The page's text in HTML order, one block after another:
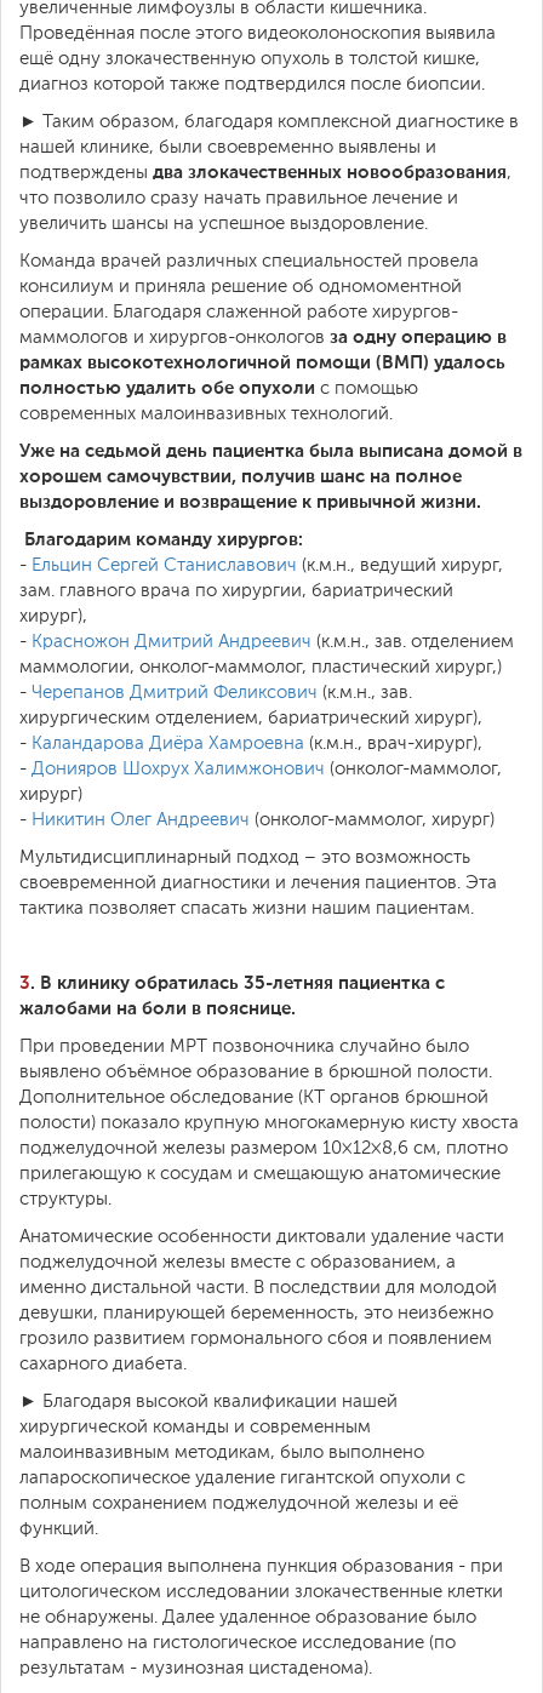
увеличенные лимфоузлы в области кишечника.
Проведённая после этого видеоколоноскопия выявила
ещё одну злокачественную опухоль в толстой кишке,
диагноз которой также подтвердился после биопсии.
► Таким образом, благодаря комплексной диагностике в
нашей клинике, были своевременно выявлены и
подтверждены два злокачественных новообразования,
что позволило сразу начать правильное лечение и
увеличить шансы на успешное выздоровление.
Команда врачей различных специальностей провела
консилиум и приняла решение об одномоментной
операции. Благодаря слаженной работе хирургов-
маммологов и хирургов-онкологов за одну операцию в
рамках высокотехнологичной помощи (ВМП) удалось
полностью удалить обе опухоли с помощью
современных малоинвазивных технологий.
Уже на седьмой день пациентка была выписана домой в
хорошем самочувствии, получив шанс на полное
выздоровление и возвращение к привычной жизни.
Благодарим команду хирургов:
- Ельцин Сергей Станиславович (к.м.н., ведущий хирург,
зам. главного врача по хирургии, бариатрический
хирург),
- Красножон Дмитрий Андреевич (к.м.н., зав. отделением
маммологии, онколог-маммолог, пластический хирург,)
- Черепанов Дмитрий Феликсович (к.м.н., зав.
хирургическим отделением, бариатрический хирург),
- Каландарова Диёра Хамроевна (к.м.н., врач-хирург),
- Донияров Шохрух Халимжонович (онколог-маммолог,
хирург)
- Никитин Олег Андреевич (онколог-маммолог, хирург)
Мультидисциплинарный подход – это возможность
своевременной диагностики и лечения пациентов. Эта
тактика позволяет спасать жизни нашим пациентам.
3. В клинику обратилась 35-летняя пациентка с
жалобами на боли в пояснице.
При проведении МРТ позвоночника случайно было
выявлено объёмное образование в брюшной полости.
Дополнительное обследование (КТ органов брюшной
полости) показало крупную многокамерную кисту хвоста
поджелудочной железы размером 10×12×8,6 см, плотно
прилегающую к сосудам и смещающую анатомические
структуры.
Анатомические особенности диктовали удаление части
поджелудочной железы вместе с образованием, а
именно дистальной части. В последствии для молодой
девушки, планирующей беременность, это неизбежно
грозило развитием гормонального сбоя и появлением
сахарного диабета.
► Благодаря высокой квалификации нашей
хирургической команды и современным
малоинвазивным методикам, было выполнено
лапароскопическое удаление гигантской опухоли с
полным сохранением поджелудочной железы и её
функций.
В ходе операция выполнена пункция образования - при
цитологическом исследовании злокачественные клетки
не обнаружены. Далее удаленное образование было
направлено на гистологическое исследование (по
результатам - музинозная цистаденома).